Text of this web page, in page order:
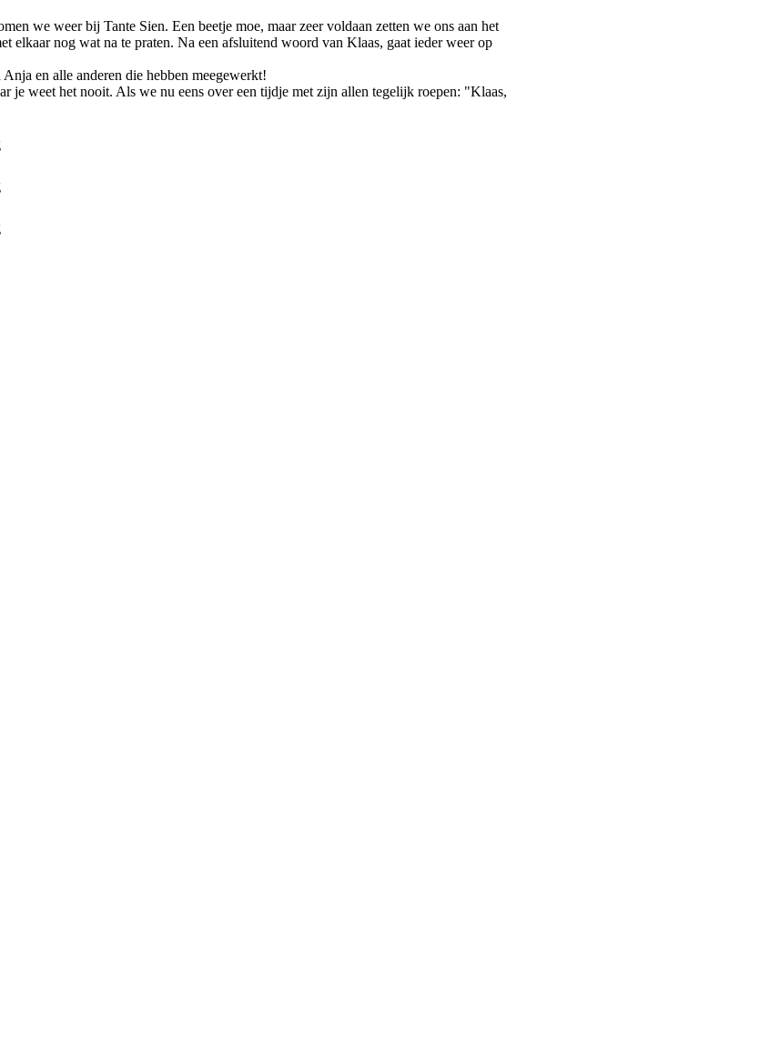
we weer bij Tante Sien. Een beetje moe, maar zeer voldaan zetten we ons aan het
elkaar nog wat na te praten. Na een afsluitend woord van Klaas, gaat ieder weer op
en alle anderen die hebben meegewerkt!
je weet het nooit. Als we nu eens over een tijdje met zijn allen tegelijk roepen: "Klaas,